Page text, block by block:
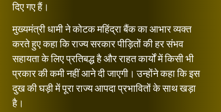
दिए गए हैं।
मुख्यमंत्री धामी ने कोटक महिंद्रा बैंक का आभार व्यक्त
करते हुए कहा कि राज्य सरकार पीड़ितों की हर संभव
सहायता के लिए प्रतिबद्ध है और राहत कार्यों में किसी भी
प्रकार की कमी नहीं आने दी जाएगी। उन्होंने कहा कि इस
दुख की घड़ी में पूरा राज्य आपदा प्रभावितों के साथ खड़ा
है।